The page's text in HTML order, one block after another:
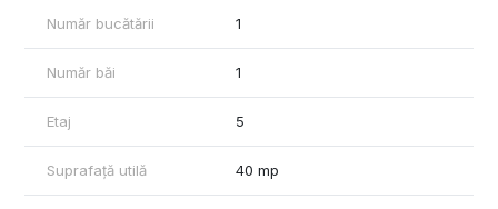
telefon afisat in anunt.
Număr bucătării 1
Număr băi 1
Etaj 5
Suprafață utilă 40 mp